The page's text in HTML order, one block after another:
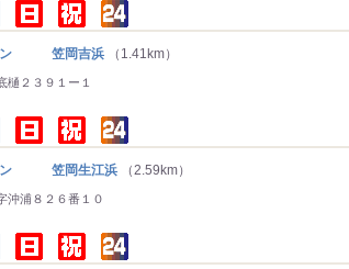
ン 笠岡吉浜 （1.41km）
樋２３９１ー１
ン 笠岡生江浜 （2.59km）
沖浦８２６番１０